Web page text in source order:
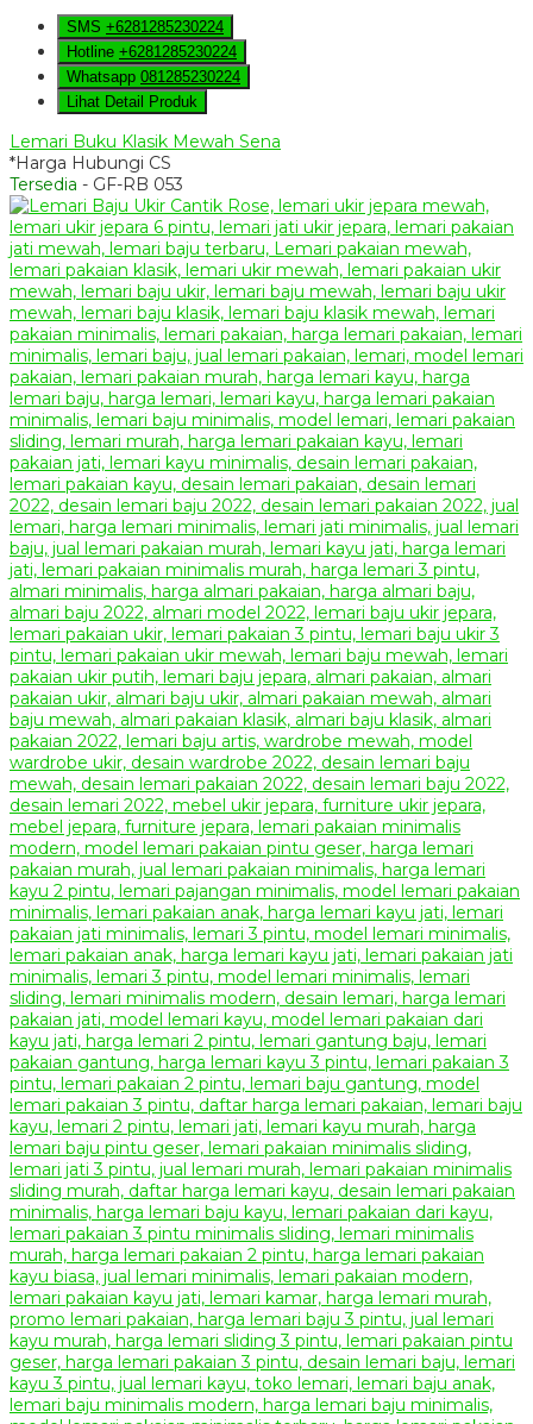
SMS +6281285230224
Hotline +6281285230224
Whatsapp 081285230224
Lihat Detail Produk
Lemari Buku Klasik Mewah Sena
*Harga Hubungi CS
Tersedia - GF-RB 053